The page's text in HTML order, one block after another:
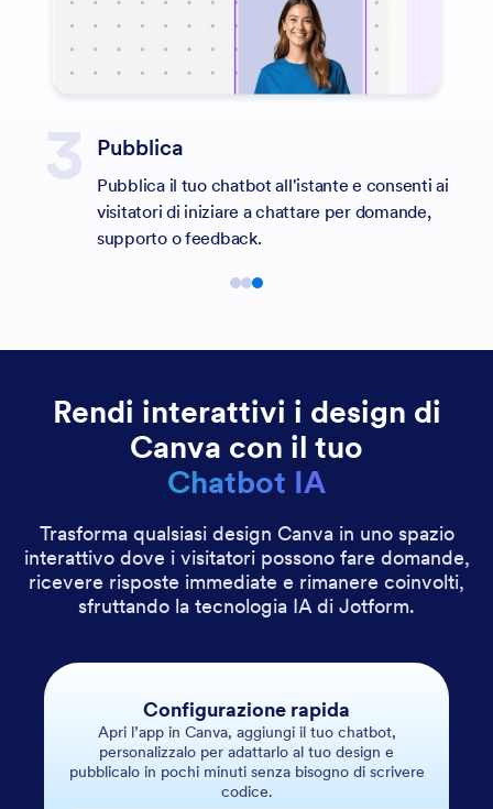
Pubblica
Pubblica il tuo chatbot all'istante e consenti ai
visitatori di iniziare a chattare per domande,
supporto o feedback.
Rendi interattivi i design di
Canva con il tuo
Chatbot IA
Trasforma qualsiasi design Canva in uno spazio
interattivo dove i visitatori possono fare domande,
ricevere risposte immediate e rimanere coinvolti,
sfruttando la tecnologia IA di Jotform.
Configurazione rapida
Apri l’app in Canva, aggiungi il tuo chatbot,
personalizzalo per adattarlo al tuo design e
pubblicalo in pochi minuti senza bisogno di scrivere
codice.